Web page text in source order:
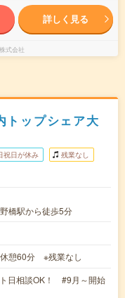
詳しく見る
式会社
トップシェア大
祝日が休み 残業なし
橋駅から徒歩5分
憩60分 ※残業なし
日相談OK！ #9月～開始